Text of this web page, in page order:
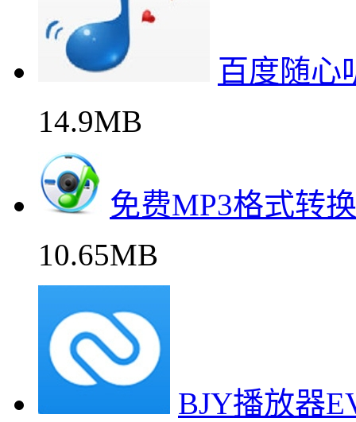
百度随心
14.9MB
免费MP3格式转
10.65MB
BJY播放器